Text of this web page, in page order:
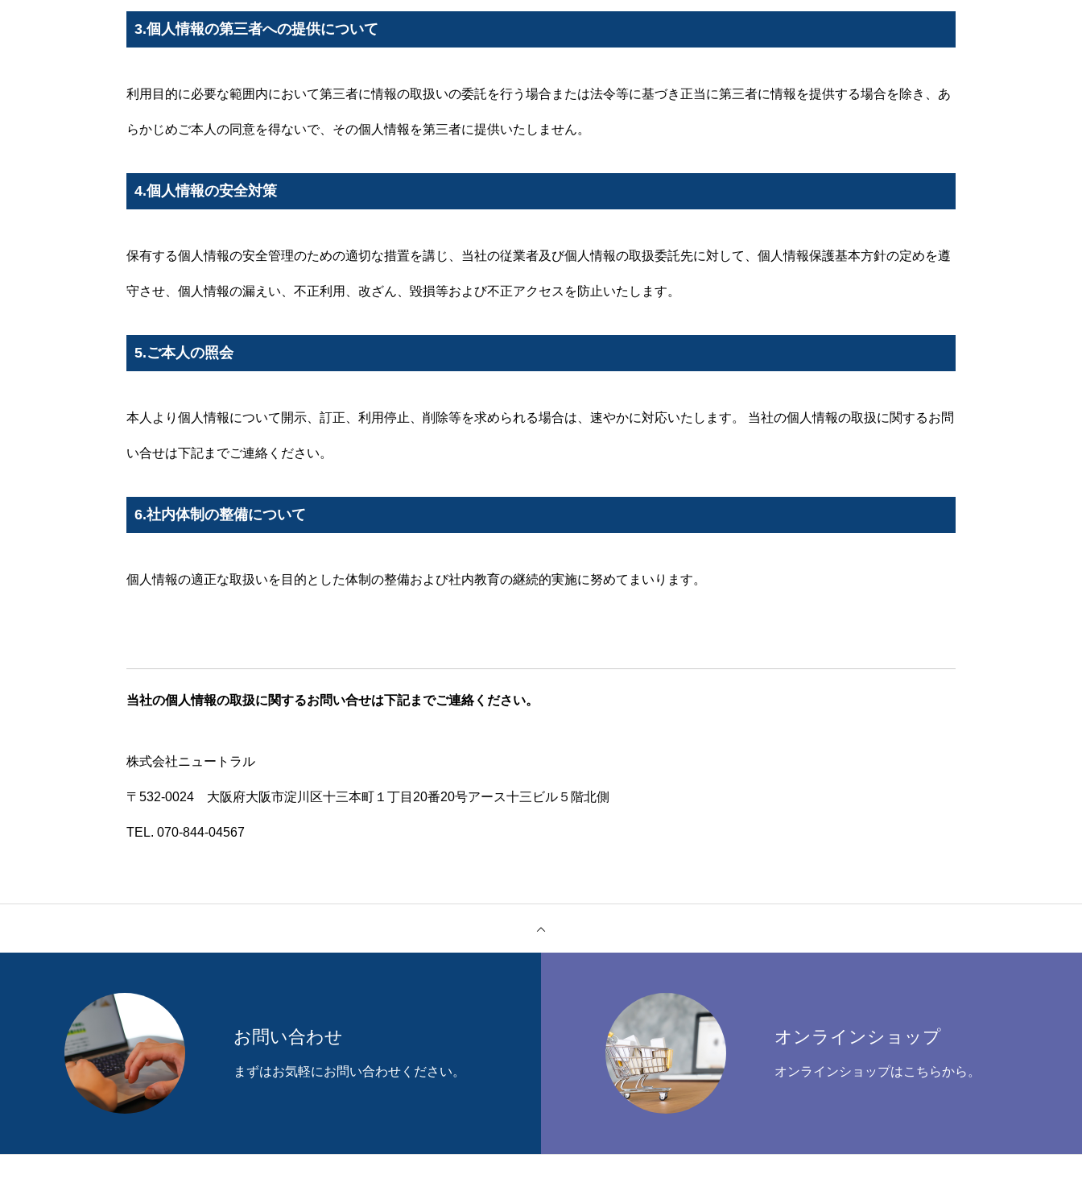
MID BASEとは
ご利用用途
ご予約
お知らせ
お問い合わせ
HOME MID BASEとは 店舗一覧 ご利用の流れ ご予約
お知らせ
3.個人情報の第三者への提供について
利用目的に必要な範囲内において第三者に情報の取扱いの委託を行う場合または法令等に基づき正当に第三者に情報を提供する場合を除き、あ
らかじめご本人の同意を得ないで、その個人情報を第三者に提供いたしません。
4.個人情報の安全対策
保有する個人情報の安全管理のための適切な措置を講じ、当社の従業者及び個人情報の取扱委託先に対して、個人情報保護基本方針の定めを遵
守させ、個人情報の漏えい、不正利用、改ざん、毀損等および不正アクセスを防止いたします。
5.ご本人の照会
本人より個人情報について開示、訂正、利用停止、削除等を求められる場合は、速やかに対応いたします。 当社の個人情報の取扱に関するお問
い合せは下記までご連絡ください。
6.社内体制の整備について
個人情報の適正な取扱いを目的とした体制の整備および社内教育の継続的実施に努めてまいります。
当社の個人情報の取扱に関するお問い合せは下記までご連絡ください。
株式会社ニュートラル
〒532-0024 大阪府大阪市淀川区十三本町１丁目20番20号アース十三ビル５階北側
TEL. 070-844-04567
お問い合わせ
まずはお気軽にお問い合わせください。
オンラインショップ
オンラインショップはこちらから。